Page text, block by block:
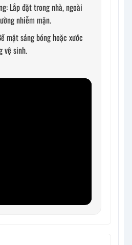
Lắp đặt trong nhà, ngoài
nhiễm mặn.
mặt sáng bóng hoặc xước
vệ sinh.